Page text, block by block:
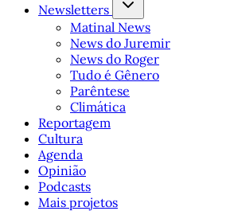
Newsletters
Matinal News
News do Juremir
News do Roger
Tudo é Gênero
Parêntese
Climática
Reportagem
Cultura
Agenda
Opinião
Podcasts
Mais projetos